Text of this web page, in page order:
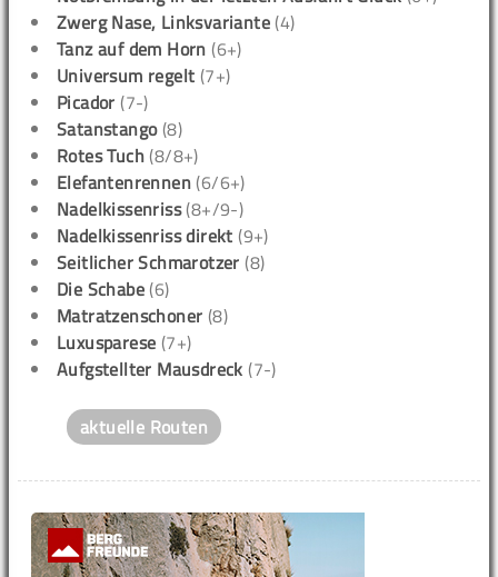
Zwerg Nase, Linksvariante (4)
Tanz auf dem Horn (6+)
Universum regelt (7+)
Picador (7-)
Satanstango(8)
Rotes Tuch (8/8+)
Elefantenrennen (6/6+)
Nadelkissenriss(8+/9-)
Nadelkissenriss direkt (9+)
Seitlicher Schmarotzer (8)
Die Schabe (6)
Matratzenschoner (8)
Luxusparese (7+)
Aufgstellter Mausdreck (7-)
aktuelle Routen